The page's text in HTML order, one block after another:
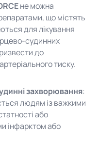
не можна
що містять
для лікування
судинних
до
тиску.
захворювання:
людям із важкими
або
інфарктом або